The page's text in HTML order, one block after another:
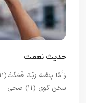
حدیث نعمت
سخن گوى (۱۱) ضحی